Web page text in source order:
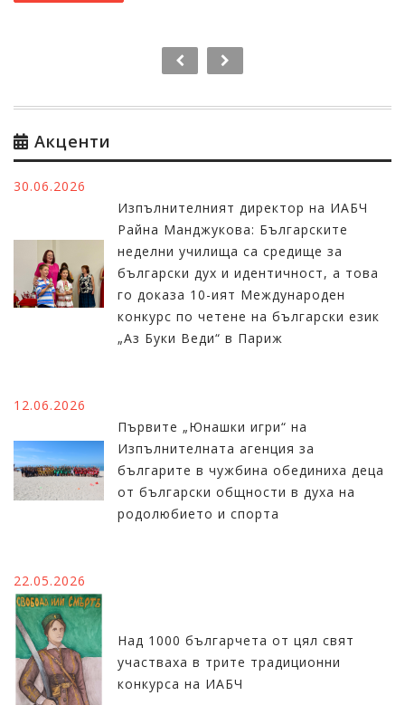
Акценти
30.06.2026
Изпълнителният директор на ИАБЧ
Райна Манджукова: Българските
неделни училища са средище за
български дух и идентичност, а това
го доказа 10-ият Международен
конкурс по четене на български език
„Аз Буки Веди“ в Париж
12.06.2026
Първите „Юнашки игри“ на
Изпълнителната агенция за
българите в чужбина обединиха деца
от български общности в духа на
родолюбието и спорта
22.05.2026
Над 1000 българчета от цял свят
участваха в трите традиционни
конкурса на ИАБЧ